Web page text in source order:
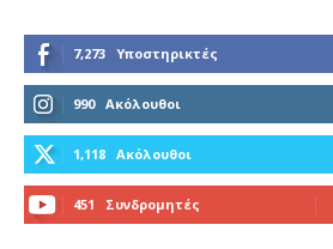
7,273 Υποστηρικτές
990 Ακόλουθοι
1,118 Ακόλουθοι
451 Συνδρομητές